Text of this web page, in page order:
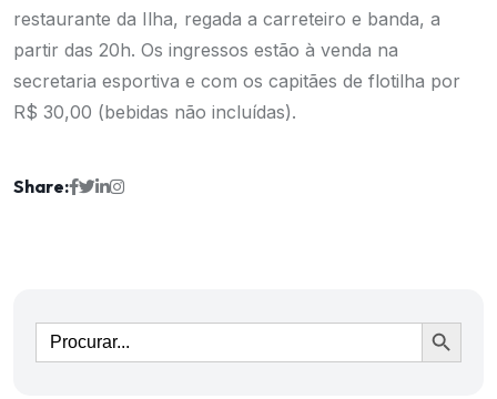
restaurante da Ilha, regada a carreteiro e banda, a
partir das 20h. Os ingressos estão à venda na
secretaria esportiva e com os capitães de flotilha por
R$ 30,00 (bebidas não incluídas).
Share:
Ir